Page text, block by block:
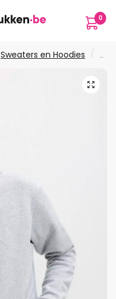
0
Sweaters en Hoodies /
🔍